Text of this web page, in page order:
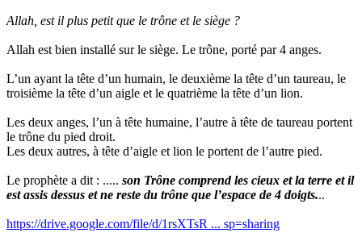
Allah, est il plus petit que le trône et le siège ?
Allah est bien installé sur le siège. Le trône, porté par 4 anges.
L’un ayant la tête d’un humain, le deuxième la tête d’un taureau, le
troisième la tête d’un aigle et le quatrième la tête d’un lion.
Les deux anges, l’un à tête humaine, l’autre à tête de taureau portent
le trône du pied droit.
Les deux autres, à tête d’aigle et lion le portent de l’autre pied.
Le prophète a dit : ..... son Trône comprend les cieux et la terre et il
est assis dessus et ne reste du trône que l’espace de 4 doigts...
https://drive.google.com/file/d/1rsXTsR ... sp=sharing